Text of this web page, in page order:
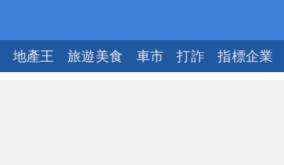
地產王 旅遊美食 車市 打詐 指標企業